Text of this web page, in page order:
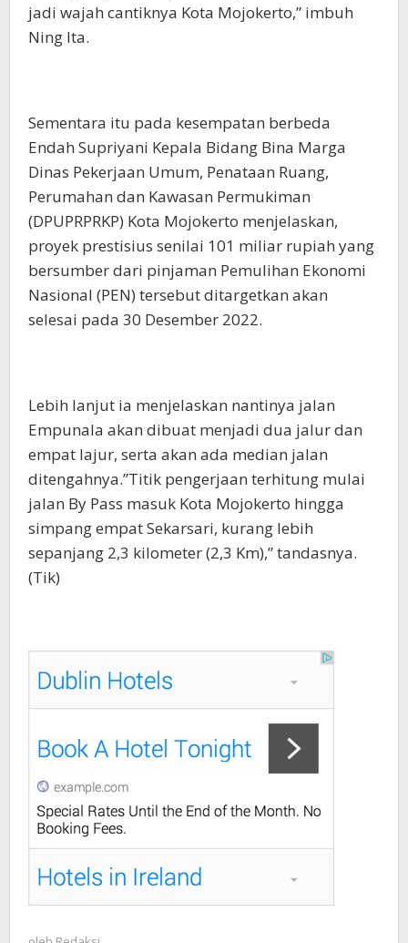
jadi wajah cantiknya Kota Mojokerto,” imbuh
Ning Ita.
Sementara itu pada kesempatan berbeda
Endah Supriyani Kepala Bidang Bina Marga
Dinas Pekerjaan Umum, Penataan Ruang,
Perumahan dan Kawasan Permukiman
(DPUPRPRKP) Kota Mojokerto menjelaskan,
proyek prestisius senilai 101 miliar rupiah yang
bersumber dari pinjaman Pemulihan Ekonomi
Nasional (PEN) tersebut ditargetkan akan
selesai pada 30 Desember 2022.
Lebih lanjut ia menjelaskan nantinya jalan
Empunala akan dibuat menjadi dua jalur dan
empat lajur, serta akan ada median jalan
ditengahnya.”Titik pengerjaan terhitung mulai
jalan By Pass masuk Kota Mojokerto hingga
simpang empat Sekarsari, kurang lebih
sepanjang 2,3 kilometer (2,3 Km),” tandasnya.
(Tik)